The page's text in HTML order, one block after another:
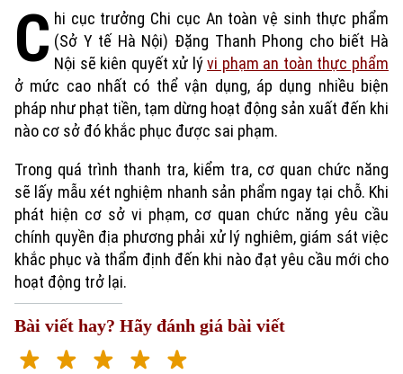
C hi cục trưởng Chi cục An toàn vệ sinh thực phẩm
(Sở Y tế Hà Nội) Đặng Thanh Phong cho biết Hà
Nội sẽ kiên quyết xử lývi phạm an toàn thực phẩm
ở mức cao nhất có thể vận dụng, áp dụng nhiều biện
pháp như phạt tiền, tạm dừng hoạt động sản xuất đến khi
nào cơ sở đó khắc phục được sai phạm.
Trong quá trình thanh tra, kiểm tra, cơ quan chức năng
sẽ lấy mẫu xét nghiệm nhanh sản phẩm ngay tại chỗ. Khi
phát hiện cơ sở vi phạm, cơ quan chức năng yêu cầu
chính quyền địa phương phải xử lý nghiêm, giám sát việc
khắc phục và thẩm định đến khi nào đạt yêu cầu mới cho
hoạt động trở lại.
Bài viết hay? Hãy đánh giá bài viết